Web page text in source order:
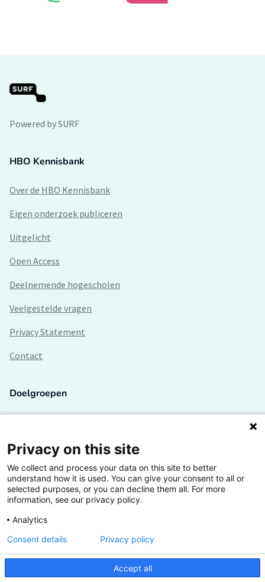
Powered by SURF
HBO Kennisbank
Over de HBO Kennisbank
Eigen onderzoek publiceren
Uitgelicht
Open Access
Deelnemende hogescholen
Veelgestelde vragen
Privacy Statement
Contact
Doelgroepen
Lectoren en onderzoekers
Bedrijven
Hogescholen
De grootste kennisbank van het HBO
Privacy on this site
We collect and process your data on this site to better
understand how it is used. You can give your consent to all or
selected purposes, or you can decline them all. For more
information, see our privacy policy.
Analytics
Accept all
Consent details Privacy policy